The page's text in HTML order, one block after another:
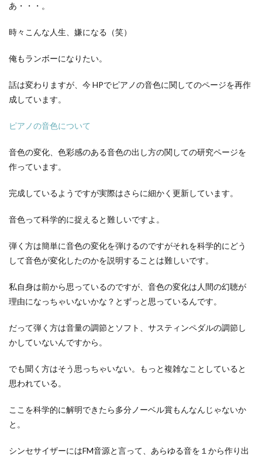
あ・・・。
時々こんな人生、嫌になる（笑）
俺もランボーになりたい。
話は変わりますが、今 HPでピアノの音色に関してのページを再作
成しています。
ピアノの音色について
音色の変化、色彩感のある音色の出し方の関しての研究ページを
作っています。
完成しているようですが実際はさらに細かく更新しています。
音色って科学的に捉えると難しいですよ。
弾く方は簡単に音色の変化を弾けるのですがそれを科学的にどう
して音色が変化したのかを説明することは難しいです。
私自身は前から思っているのですが、音色の変化は人間の幻聴が
理由になっちゃいないかな？とずっと思っているんです。
だって弾く方は音量の調節とソフト、サスティンペダルの調節し
かしていないんですから。
でも聞く方はそう思っちゃいない。もっと複雑なことしていると
思われている。
ここを科学的に解明できたら多分ノーベル賞もんなんじゃないか
と。
シンセサイザーにはFM音源と言って、あらゆる音を１から作り出